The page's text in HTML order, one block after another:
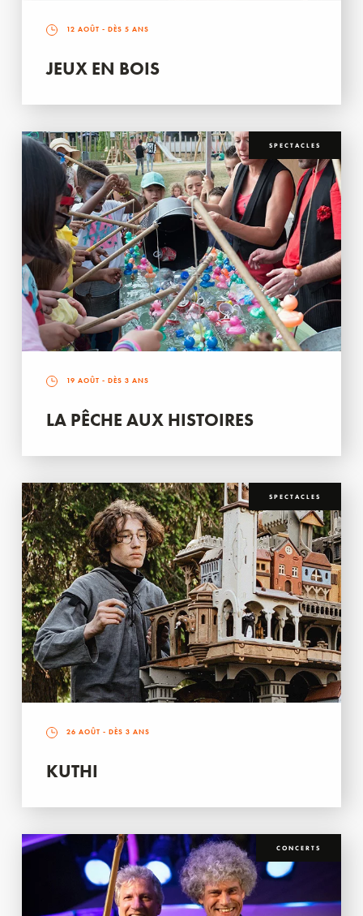
12 AOÛT - DÈS 5 ANS
JEUX EN BOIS
SPECTACLES
19 AOÛT - DÈS 3 ANS
LA PÊCHE AUX HISTOIRES
SPECTACLES
26 AOÛT - DÈS 3 ANS
KUTHI
CONCERTS